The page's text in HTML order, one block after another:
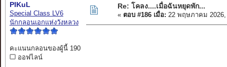
PIKuL
Special Class LV6
นักกลอนเอกแห่งวังหลวง
คะแนนกลอนของผู้นี้ 190
ออฟไลน์
Re: โคลง....เมื่อฉันหยุดพัก...
« ตอบ #186 เมื่อ: 22 พฤษภาคม 2026,